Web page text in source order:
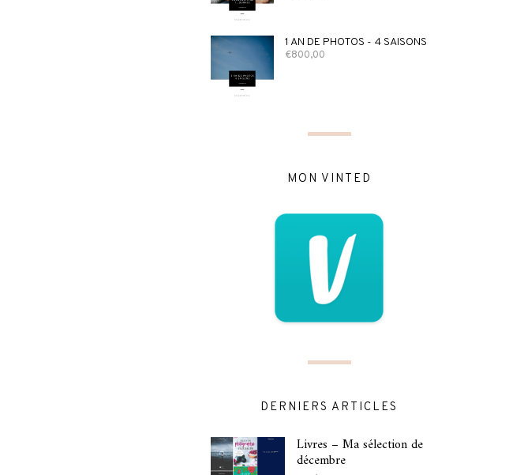
1 AN DE PHOTOS - 4 SAISONS
€800,00
MON VINTED
DERNIERS ARTICLES
Livres – Ma sélection de
décembre